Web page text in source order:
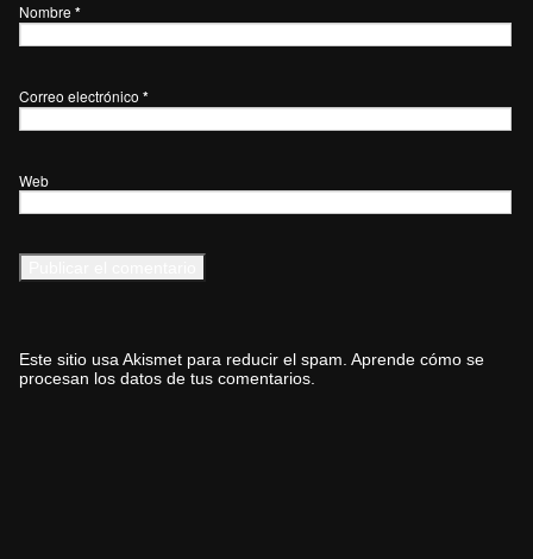
Nombre *
Correo electrónico *
Web
Este sitio usa Akismet para reducir el spam. Aprende cómo se
procesan los datos de tus comentarios.